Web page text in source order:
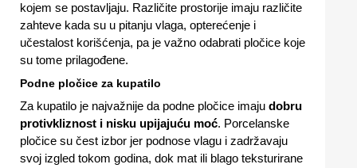
kojem se postavljaju. Različite prostorije imaju različite
zahteve kada su u pitanju vlaga, opterećenje i
učestalost korišćenja, pa je važno odabrati pločice koje
su tome prilagođene.
Podne pločice za kupatilo
Za kupatilo je najvažnije da podne pločice imaju dobru
protivkliznost i nisku upijajuću moć. Porcelanske
pločice su čest izbor jer podnose vlagu i zadržavaju
svoj izgled tokom godina, dok mat ili blago teksturirane